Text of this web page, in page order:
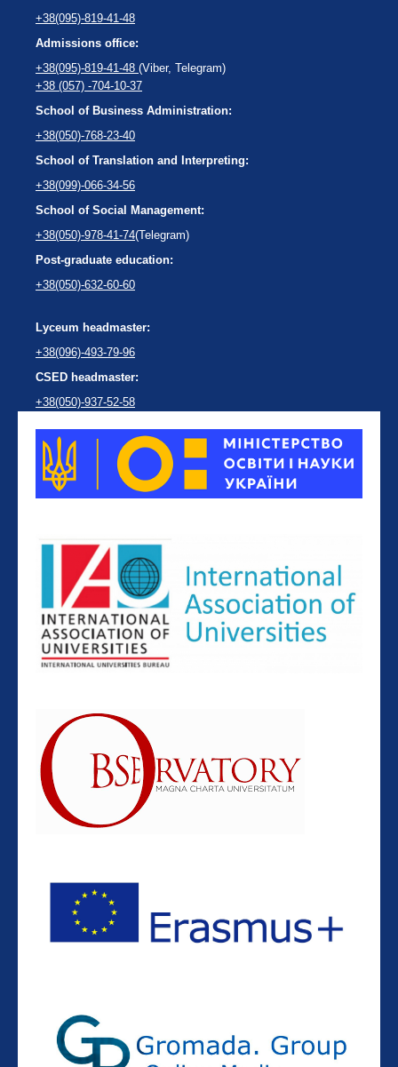
+38(095)-819-41-48
Admissions office:
+38(095)-819-41-48 (Viber, Telegram)
+38 (057) -704-10-37
School of Business Administration:
+38(050)-768-23-40
School of Translation and Interpreting:
+38(099)-066-34-56
School of Social Management:
+38(050)-978-41-74(Telegram)
Post-graduate education:
+38(050)-632-60-60
Lyceum headmaster:
+38(096)-493-79-96
CSED headmaster:
+38(050)-937-52-58